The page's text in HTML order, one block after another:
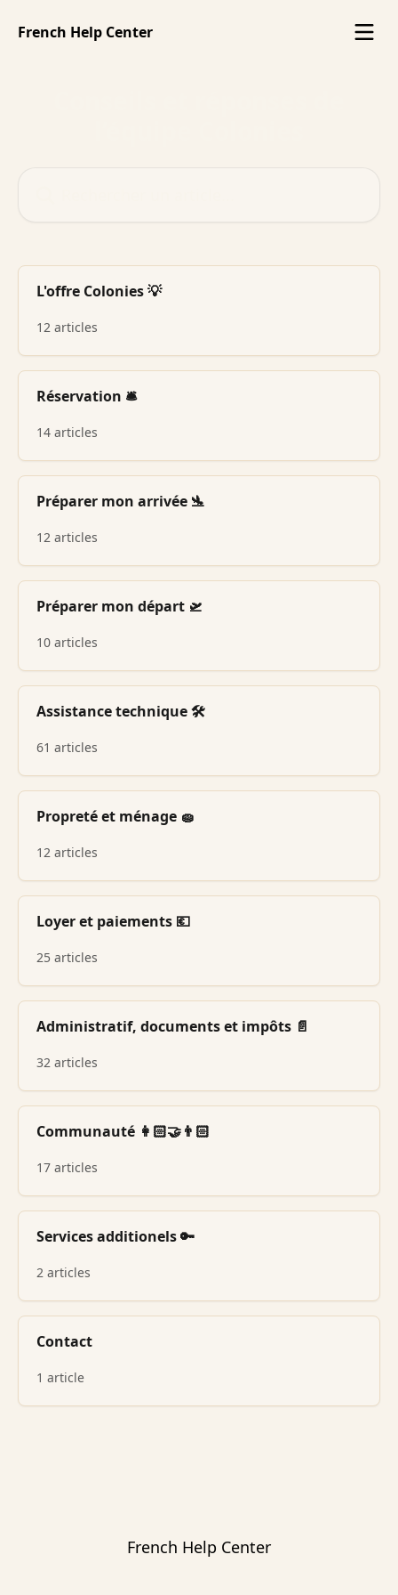
French Help Center
L'offre Colonies 💡
12 articles
Réservation 🛎️
14 articles
Préparer mon arrivée 🛬
12 articles
Préparer mon départ 🛫
10 articles
Assistance technique 🛠️
61 articles
Propreté et ménage 🧽
12 articles
Loyer et paiements 💶
25 articles
Administratif, documents et impôts 📄
32 articles
Communauté 👩🏻‍🤝‍👨🏻
17 articles
Services additionels 🔑
2 articles
Contact
1 article
French Help Center